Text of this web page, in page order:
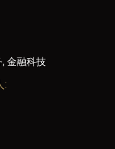
, 金融科技
: